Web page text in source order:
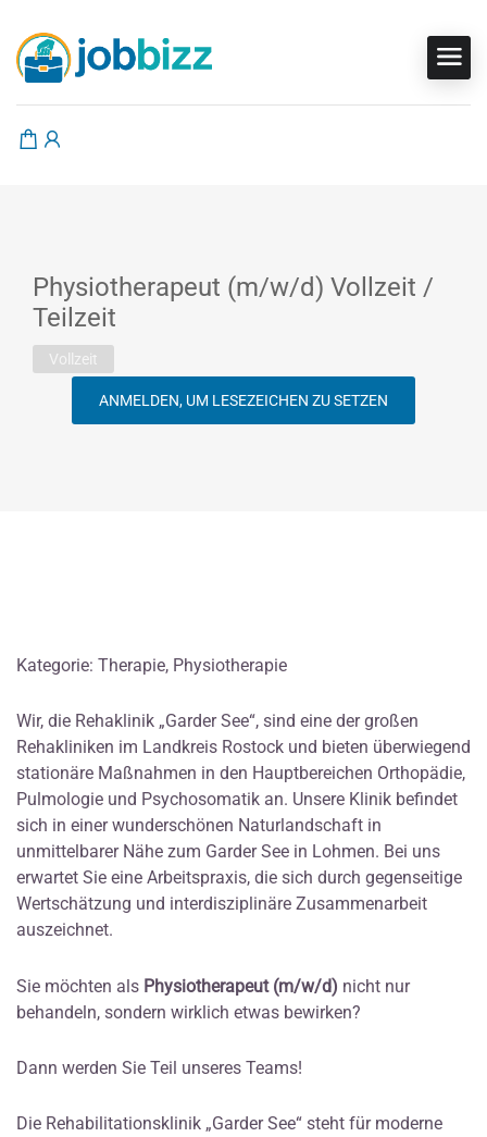
Physiotherapeut (m/w/d) Vollzeit /
Teilzeit
Vollzeit
ANMELDEN, UM LESEZEICHEN ZU SETZEN
Kategorie: Therapie, Physiotherapie
Wir, die Rehaklinik „Garder See“, sind eine der großen
Rehakliniken im Landkreis Rostock und bieten überwiegend
stationäre Maßnahmen in den Hauptbereichen Orthopädie,
Pulmologie und Psychosomatik an. Unsere Klinik befindet
sich in einer wunderschönen Naturlandschaft in
unmittelbarer Nähe zum Garder See in Lohmen. Bei uns
erwartet Sie eine Arbeitspraxis, die sich durch gegenseitige
Wertschätzung und interdisziplinäre Zusammenarbeit
auszeichnet.
Sie möchten als Physiotherapeut (m/w/d) nicht nur
behandeln, sondern wirklich etwas bewirken?
Dann werden Sie Teil unseres Teams!
Die Rehabilitationsklinik „Garder See“ steht für moderne